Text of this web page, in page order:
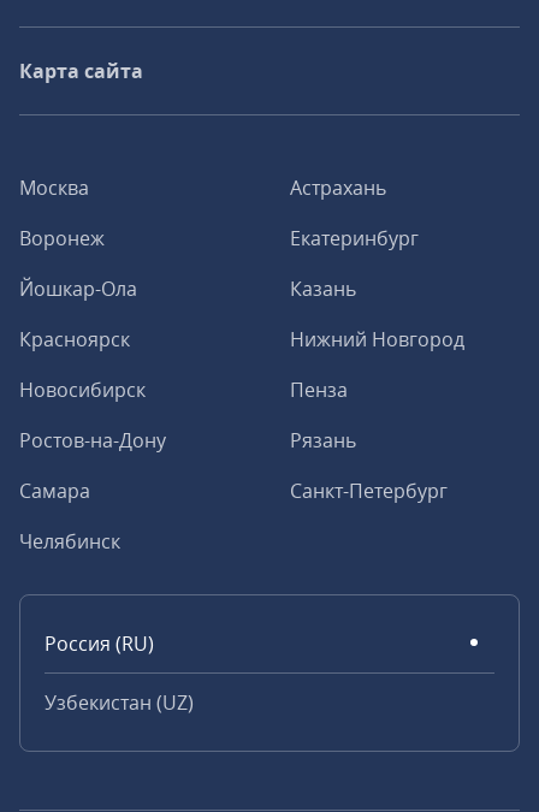
Москва
Астрахань
Воронеж
Екатеринбург
Йошкар-Ола
Казань
Красноярск
Нижний Новгород
Новосибирск
Пенза
Ростов-на-Дону
Рязань
Самара
Санкт-Петербург
Челябинск
Россия (RU)
Узбекистан (UZ)
Карта сайта